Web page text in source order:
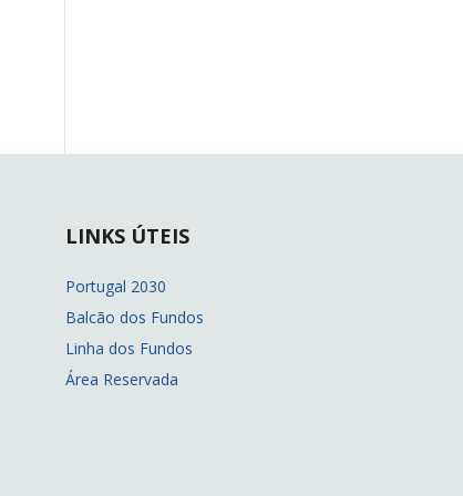
LINKS ÚTEIS
Portugal 2030
Balcão dos Fundos
Linha dos Fundos
Área Reservada